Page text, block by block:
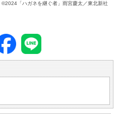
©2024「ハガネを継ぐ者」雨宮慶太／東北新社